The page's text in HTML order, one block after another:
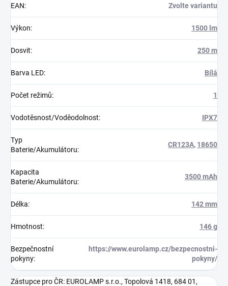
EAN: Zvolte variantu
Výkon: 1500 lm
Dosvit: 250 m
Barva LED: Bílá
Počet režimů: 1
Vodotěsnost/Voděodolnost: IPX7
Typ
Baterie/Akumulátoru:
CR123A, 18650
Kapacita
Baterie/Akumulátoru:
3500 mAh
Délka: 142 mm
Hmotnost: 146 g
Bezpečnostní
pokyny:
https://www.eurolamp.cz/bezpecnostni-
pokyny/
Zástupce pro ČR: EUROLAMP s.r.o., Topolová 1418, 684 01,